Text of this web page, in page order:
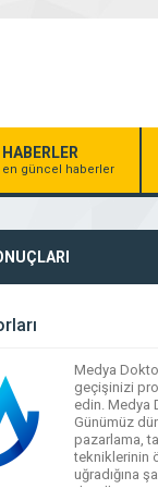
HABERLER
en güncel haberler
Medya
geçişinizi
edin. Medya
Günümüz
pazarlama,
tekniklerinin
uğradığına
dijitalleşme